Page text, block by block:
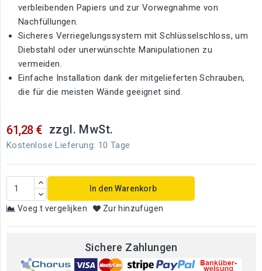
verbleibenden Papiers und zur Vorwegnahme von
Nachfüllungen.
Sicheres Verriegelungssystem mit Schlüsselschloss, um
Diebstahl oder unerwünschte Manipulationen zu
vermeiden.
Einfache Installation dank der mitgelieferten Schrauben,
die für die meisten Wände geeignet sind.
61,28 € zzgl. MwSt.
Kostenlose Lieferung: 10 Tage
In den Warenkorb
Voeg t vergelijken Zur hinzufügen
Sichere Zahlungen